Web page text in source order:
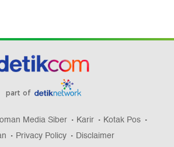
part of
Media Siber Karir
Kotak Pos
Privacy Policy Disclaimer